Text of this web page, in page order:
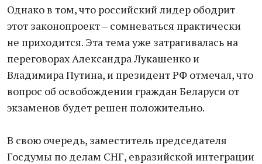
Однако в том, что российский лидер ободрит
этот законопроект – сомневаться ​практически ​
не приходится. Эта тема​ уже​ затрагивалась на
переговорах Александра Лукашенко и
Владимира Путина​, и ​президент РФ отме​чал, что
вопрос об освобождении граждан Беларуси от
экзаменов будет решен положительно.
В свою очередь, заместитель председателя
Госдумы по делам СНГ, евразийской интеграции